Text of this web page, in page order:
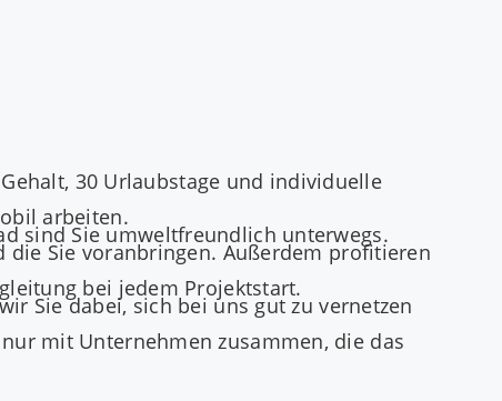
30 Urlaubstage und individuelle
arbeiten.
sind Sie umweltfreundlich unterwegs.
die Sie voranbringen. Außerdem profitieren
bei jedem Projektstart.
Sie dabei, sich bei uns gut zu vernetzen
mit Unternehmen zusammen, die das